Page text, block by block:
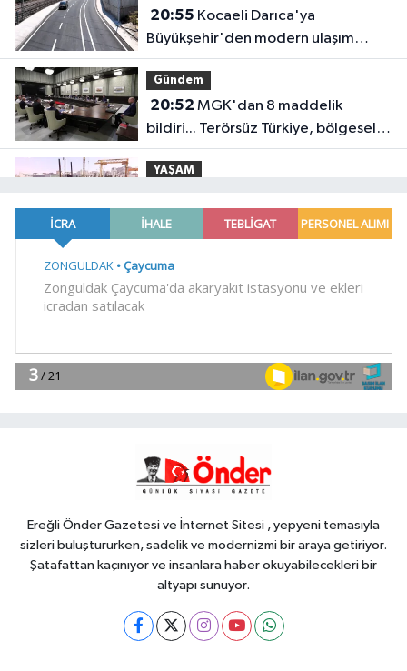
20:55
Büyükşehir'den modern ulaşım
yatırımı
Gündem
20:52
bildiri... Terörsüz Türkiye, bölgesel
güvenlik ve Gazze mesajı
YAŞAM
gemi
18:52Türk Tarih Kurumu'ndan tarihi
18:48 .
Ereğli Önder Gazetesi ve İnternet Sitesi , yepyeni temasıyla
sizleri buluştururken, sadelik ve modernizmi bir araya getiriyor.
Şatafattan kaçınıyor ve insanlara haber okuyabilecekleri bir
altyapı sunuyor.